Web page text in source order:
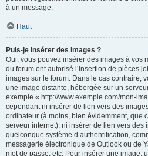
à un message.
Haut
Puis-je insérer des images ?
Oui, vous pouvez insérer des images à vos
du forum ont autorisé l’insertion de pièces
images sur le forum. Dans le cas contraire,
une image distante, hébergée sur un
exemple « http://www.exemple.com/mon-
cependant ni insérer de lien vers des
ordinateur (à moins, bien évidemment, que
serveur internet), ni insérer de lien vers des
quelconque système d’authentification,
messagerie électronique de Outlook ou de
mot de passe, etc. Pour insérer une image,